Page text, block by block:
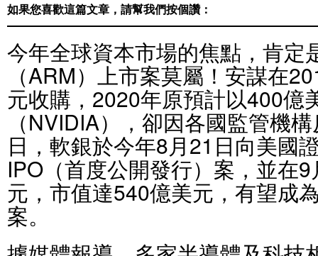
如果您喜歡這篇文章，請幫我們按個讚：
今年全球資本市場的焦點，肯定
（ARM）上市案莫屬！安謀在
元收購，2020年原預計以400億
（NVIDIA），卻因各國監管機
日，軟銀於今年8月21日向美國
IPO（首度公開發行）案，並在
元，市值達540億美元，有望成
案。